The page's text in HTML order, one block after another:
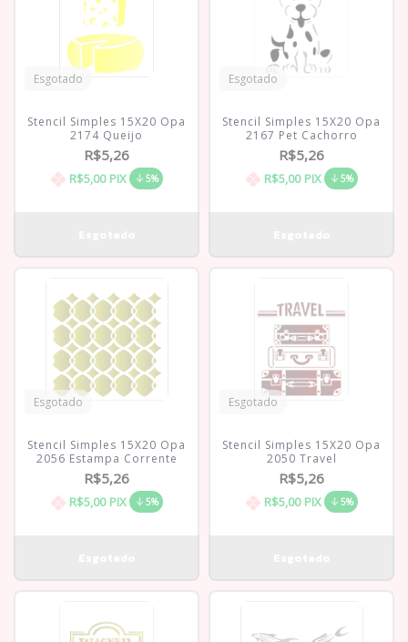
Esgotado
Stencil Simples 15X20 Opa
2174 Queijo
R$5,26
R$5,00 PIX 5%
Esgotado
Stencil Simples 15X20 Opa
2167 Pet Cachorro
R$5,26
R$5,00 PIX 5%
Esgotado
Stencil Simples 15X20 Opa
2056 Estampa Corrente
R$5,26
R$5,00 PIX 5%
Esgotado
Stencil Simples 15X20 Opa
2050 Travel
R$5,26
R$5,00 PIX 5%